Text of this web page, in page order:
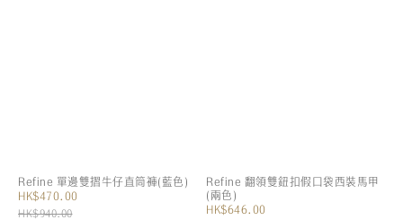
Refine 單邊雙摺牛仔直筒褲(藍色)
HK$470.00
HK$940.00
Refine 翻領雙鈕扣假口袋西裝馬甲
(兩色)
HK$646.00